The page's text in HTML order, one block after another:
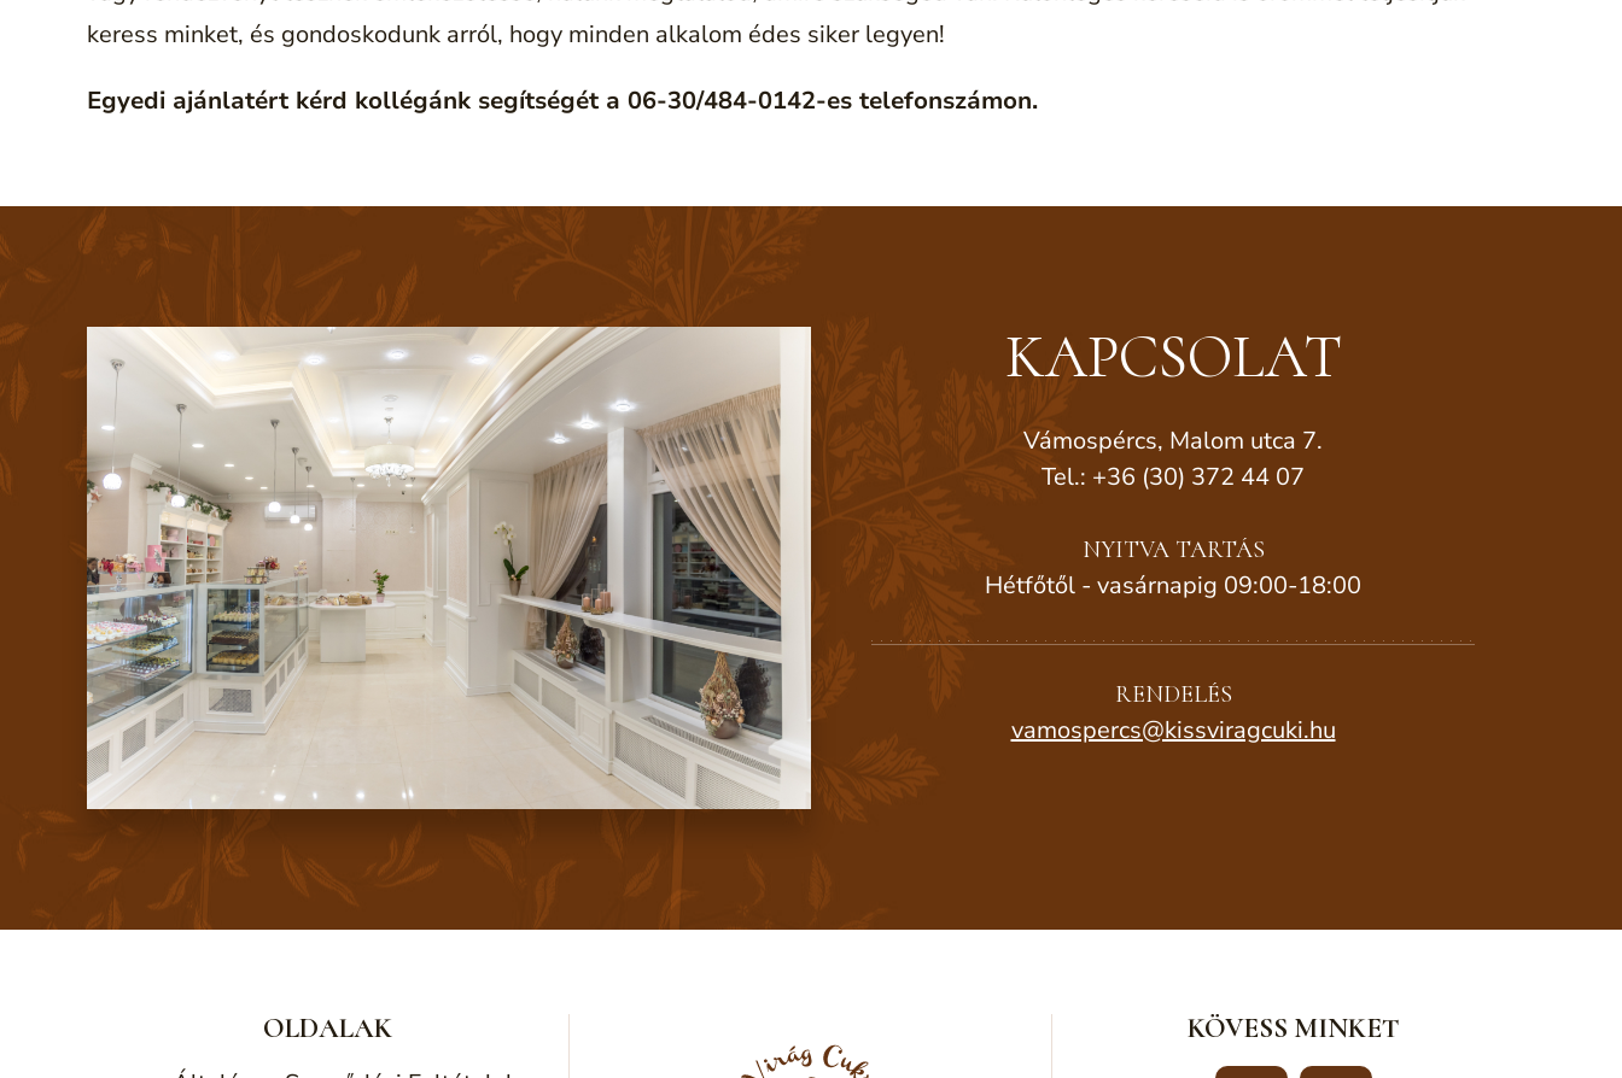
keress minket, és gondoskodunk arról, hogy minden alkalom édes siker legyen!
Egyedi ajánlatért kérd kollégánk segítségét a 06-30/484-0142-es telefonszámon.
KAPCSOLAT
Vámospércs, Malom utca 7.
Tel.: +36 (30) 372 44 07
NYITVA TARTÁS
Hétfőtől - vasárnapig 09:00-18:00
RENDELÉS
vamospercs@kissviragcuki.hu
OLDALAK KÖVESS MINKET